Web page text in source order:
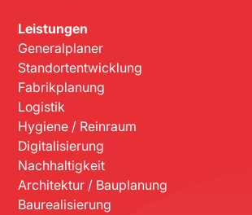
Leistungen
Generalplaner
Standortentwicklung
Fabrikplanung
Logistik
Hygiene / Reinraum
Digitalisierung
Nachhaltigkeit
Architektur / Bauplanung
Baurealisierung